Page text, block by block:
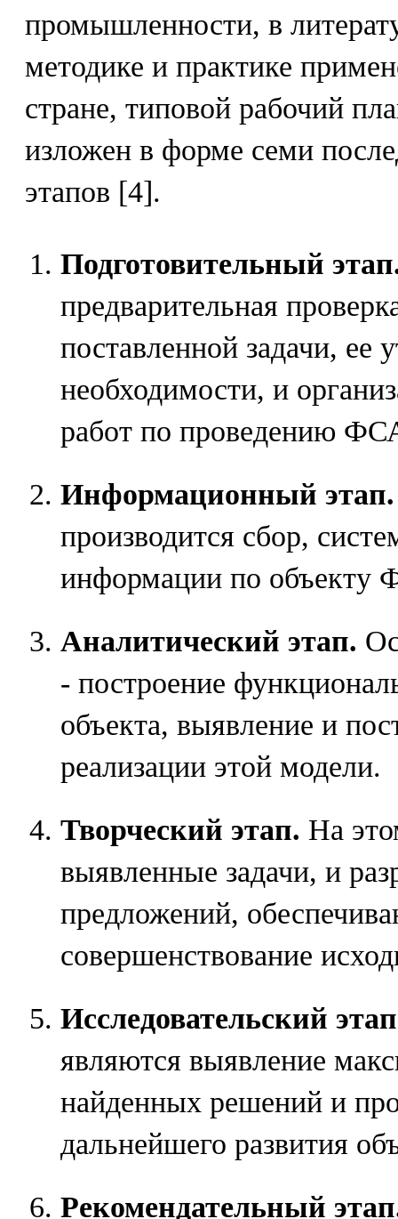
промышленности, в
методике и практике
стране, типовой рабочий
изложен в форме семи
этапов [4].
Подготовительный
предварительная
поставленной задачи, ее
необходимости, и
работ по проведению
Информационный этап.
производится сбор,
информации по объекту
Аналитический этап.
- построение
объекта, выявление и
реализации этой модели.
Творческий этап. На
выявленные задачи, и
предложений,
совершенствование
Исследовательский
являются выявление
найденных решений и
дальнейшего развития
Рекомендательный